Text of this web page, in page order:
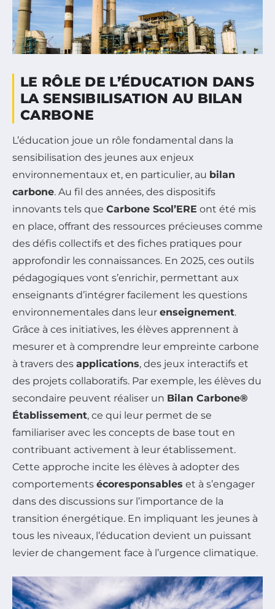
LE RÔLE DE L’ÉDUCATION DANS
LA SENSIBILISATION AU BILAN
CARBONE
L’éducation joue un rôle fondamental dans la
sensibilisation des jeunes aux enjeux
environnementaux et, en particulier, au bilan
carbone. Au fil des années, des dispositifs
innovants tels que Carbone Scol’ERE ont été mis
en place, offrant des ressources précieuses comme
des défis collectifs et des fiches pratiques pour
approfondir les connaissances. En 2025, ces outils
pédagogiques vont s’enrichir, permettant aux
enseignants d’intégrer facilement les questions
environnementales dans leur enseignement.
Grâce à ces initiatives, les élèves apprennent à
mesurer et à comprendre leur empreinte carbone
à travers des applications, des jeux interactifs et
des projets collaboratifs. Par exemple, les élèves du
secondaire peuvent réaliser un Bilan Carbone®
Établissement, ce qui leur permet de se
familiariser avec les concepts de base tout en
contribuant activement à leur établissement.
Cette approche incite les élèves à adopter des
comportements écoresponsables et à s’engager
dans des discussions sur l’importance de la
transition énergétique. En impliquant les jeunes à
tous les niveaux, l’éducation devient un puissant
levier de changement face à l’urgence climatique.